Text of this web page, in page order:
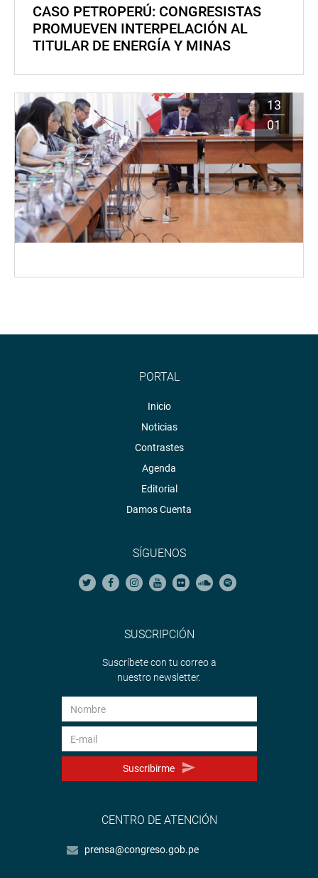
CASO PETROPERÚ: CONGRESISTAS
PROMUEVEN INTERPELACIÓN AL
TITULAR DE ENERGÍA Y MINAS
13
01
PORTAL
Inicio
Noticias
Contrastes
Agenda
Editorial
Damos Cuenta
SÍGUENOS
SUSCRIPCIÓN
Suscríbete con tu correo a
nuestro newsletter.
Suscribirme
CENTRO DE ATENCIÓN
prensa@congreso.gob.pe